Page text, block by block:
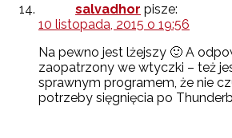
salvadhor pisze:
10 listopada, 2015 o 19:56
Na pewno jest lżejszy 🙂 A
zaopatrzony we wtyczki – też
sprawnym programem, że nie
potrzeby sięgnięcia po